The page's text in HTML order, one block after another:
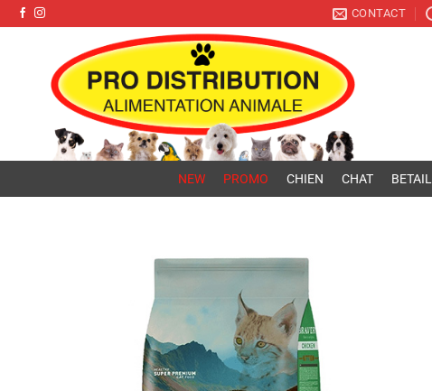
Pro Distribution
Passer
au
CONTACT
NEW PROMO CHIEN CHAT BETAIL